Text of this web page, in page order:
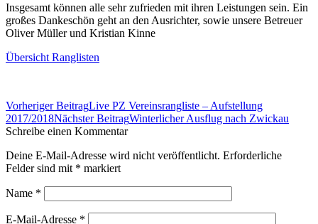
Insgesamt können alle sehr zufrieden mit ihren Leistungen sein. Ein
großes Dankeschön geht an den Ausrichter, sowie unsere Betreuer
Oliver Müller und Kristian Kinne
Übersicht Ranglisten
Beitrags-
Navigation
Vorheriger BeitragLive PZ Vereinsrangliste – Aufstellung
2017/2018Nächster BeitragWinterlicher Ausflug nach Zwickau
Schreibe einen Kommentar
Deine E-Mail-Adresse wird nicht veröffentlicht. Erforderliche
Felder sind mit * markiert
Name *
E-Mail-Adresse *